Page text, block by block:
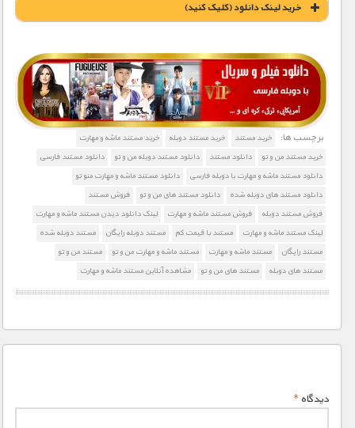
خريد لينک دانلود (کليک کنيد)
1900 تومان – خريد لينک دانلود (افزودن به سبد خريد)
برچسب ها: خرید مستند خرید مستند دوبله
خرید مستند ماشه و مهارت
خرید مستند من و تو
دانلود مستند دانلود مستند دوبله من و تو
دانلود مستند فارسی
دانلود مستند ماشه و مهارت با دوبله فارسی
دانلود مستند ماشه و مهارت منو تو
دانلود مستند های دوبله شده
دانلود مستند های من و تو
فروش مستند
فروش مستند دوبله
فروش مستند ماشه و مهارت
لینک دانلود دیدن مستند ماشه و مهارت
لینک مستند ماشه و مهارت
مستند با قیمت کم مستند دوبله رایگان
مستند دوبله شده
مستند رایگان
مستند ماشه و مهارت مستند ماشه و مهارت من و تو
مستند من و تو
مستند های دوبله
مستند های من و تو مشاهده آنلاین مستند ماشه و مهارت
دیدگاه*